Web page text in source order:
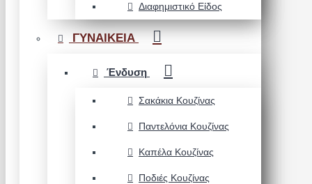
Διαφημιστικό Είδος
ΓΥΝΑΙΚΕΙΑ
Ένδυση
Σακάκια Κουζίνας
Παντελόνια Κουζίνας
Καπέλα Κουζίνας
Ποδιές Κουζίνας